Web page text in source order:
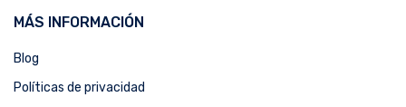
MÁS INFORMACIÓN
Blog
Políticas de privacidad